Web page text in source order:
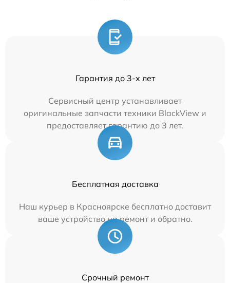
Гарантия до 3-х лет
Сервисный центр устанавливает
оригинальные запчасти техники BlackView и
предоставляет гарантию до 3 лет.
Бесплатная доставка
Наш курьер в Красноярске бесплатно доставит
ваше устройство на ремонт и обратно.
Срочный ремонт